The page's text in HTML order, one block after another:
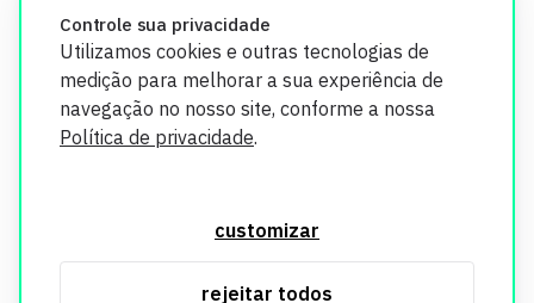
Controle sua privacidade
Utilizamos cookies e outras tecnologias de
medição para melhorar a sua experiência de
navegação no nosso site, conforme a nossa
Política de privacidade.
customizar
rejeitar todos
segurança. Todos os dados coletados em nosso site são
utilizados exclusivamente para fins de aprimoramento de
informações, consulte nossa Política de Privacidade.